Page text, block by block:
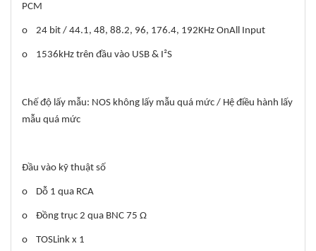
PCM
o 24 bit / 44.1, 48, 88.2, 96, 176.4, 192KHz OnAll Input
o 1536kHz trên đầu vào USB & I²S
Chế độ lấy mẫu: NOS không lấy mẫu quá mức / Hệ điều hành lấy
mẫu quá mức
Đầu vào kỹ thuật số
o Dỗ 1 qua RCA
o Đồng trục 2 qua BNC 75 Ω
o TOSLink x 1